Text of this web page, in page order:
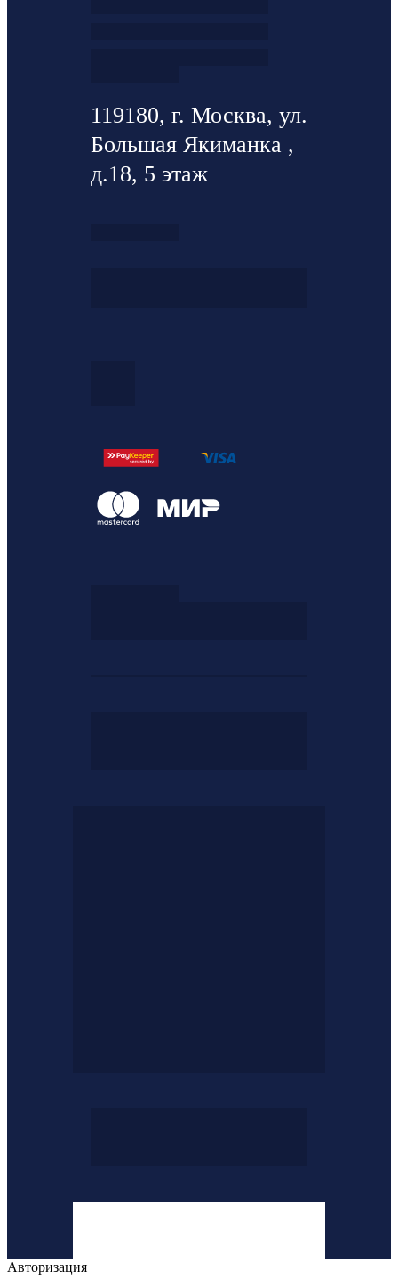
119180, г. Москва, ул.
Большая Якиманка ,
д.18, 5 этаж
Авторизация